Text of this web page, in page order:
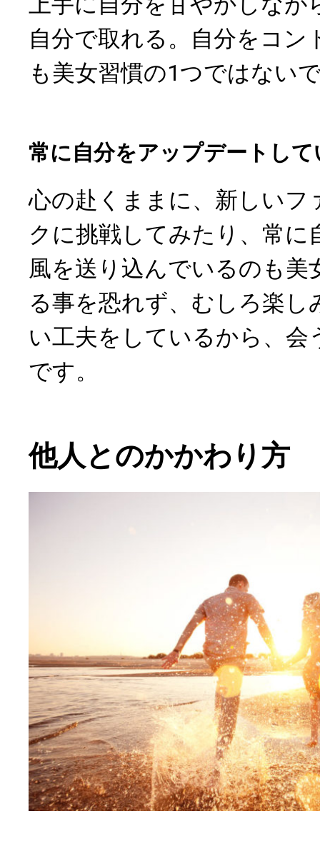
自分で取れる。自分をコン
も美女習慣の1つではない
常に自分をアップデートして
心の赴くままに、新しいフ
クに挑戦してみたり、常に
風を送り込んでいるのも美
る事を恐れず、むしろ楽し
い工夫をしているから、会
です。
他人とのかかわり方